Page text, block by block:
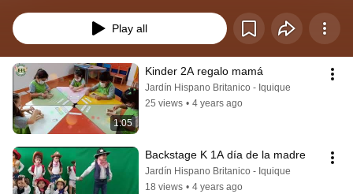
Play all
1:05
Kinder 2A regalo mamá
Jardín Hispano Britanico - Iquique
25 views • 4 years ago
Backstage K 1A día de la madre
Jardín Hispano Britanico - Iquique
18 views • 4 years ago